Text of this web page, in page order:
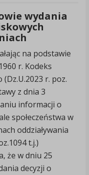
wydania
na podstawie
r. Kodeks
r. poz.
z dnia 3
informacji o
społeczeństwa w
oddziaływania
t.j.)
że w dniu 25
decyzji o